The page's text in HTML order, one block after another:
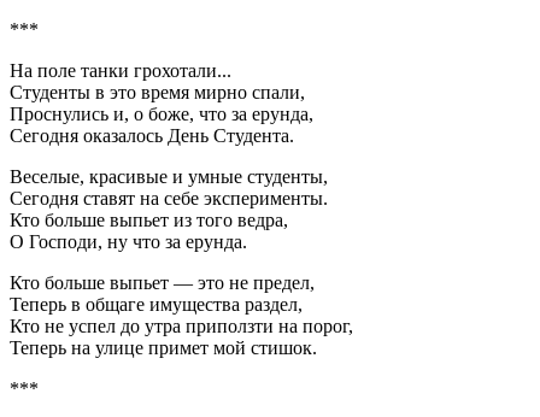
***
На поле танки грохотали...
Студенты в это время мирно спали,
Проснулись и, о боже, что за ерунда,
Сегодня оказалось День Студента.
Веселые, красивые и умные студенты,
Сегодня ставят на себе эксперименты.
Кто больше выпьет из того ведра,
О Господи, ну что за ерунда.
Кто больше выпьет — это не предел,
Теперь в общаге имущества раздел,
Кто не успел до утра приползти на порог,
Теперь на улице примет мой стишок.
***